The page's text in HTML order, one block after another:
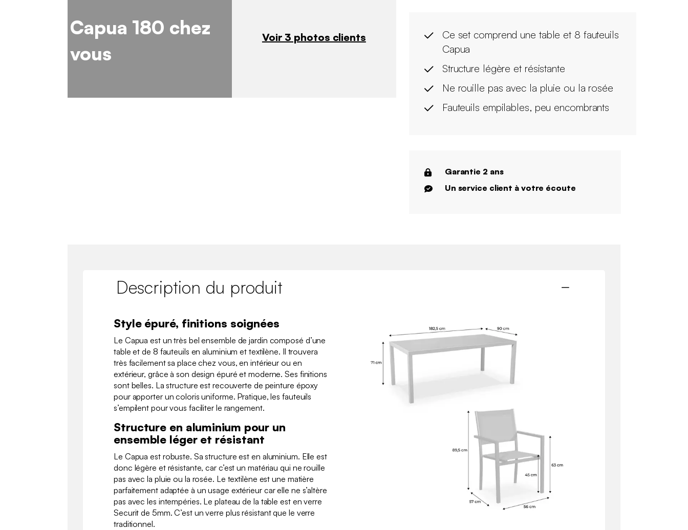
Capua 180 chez
vous
Voir 3 photos clients
Ce set comprend une table et 8 fauteuils
Capua
Structure légère et résistante
Ne rouille pas avec la pluie ou la rosée
Fauteuils empilables, peu encombrants
Garantie 2 ans
Un service client à votre écoute
Description du produit
Style épuré, finitions soignées
Le Capua est un très bel ensemble de jardin composé d’une
table et de 8 fauteuils en aluminium et textilène. Il trouvera
très facilement sa place chez vous, en intérieur ou en
extérieur, grâce à son design épuré et moderne. Ses finitions
sont belles. La structure est recouverte de peinture époxy
pour apporter un coloris uniforme. Pratique, les fauteuils
s’empilent pour vous faciliter le rangement.
Structure en aluminium pour un
ensemble léger et résistant
Le Capua est robuste. Sa structure est en aluminium. Elle est
donc légère et résistante, car c’est un matériau qui ne rouille
pas avec la pluie ou la rosée. Le textilène est une matière
parfaitement adaptée à un usage extérieur car elle ne s’altère
pas avec les intempéries. Le plateau de la table est en verre
Securit de 5mm. C’est un verre plus résistant que le verre
traditionnel.